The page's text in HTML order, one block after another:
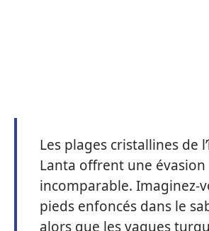
Les plages cristallines de
Lanta offrent une
incomparable. Imaginez-
pieds enfoncés dans le
alors que les vagues